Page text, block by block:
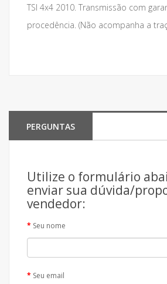
TSI 4x4 2010. Transmissão com
procedência. (Não acompanha a
PERGUNTAS
Utilize o formulário
enviar sua dúvida/
vendedor:
Seu nome
Seu email